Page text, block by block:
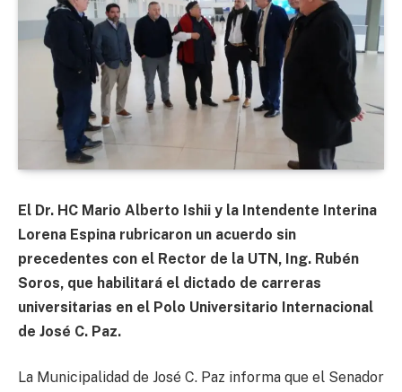
El Dr. HC Mario Alberto Ishii y la Intendente Interina
Lorena Espina rubricaron un acuerdo sin
precedentes con el Rector de la UTN, Ing. Rubén
Soros, que habilitará el dictado de carreras
universitarias en el Polo Universitario Internacional
de José C. Paz.
La Municipalidad de José C. Paz informa que el Senador